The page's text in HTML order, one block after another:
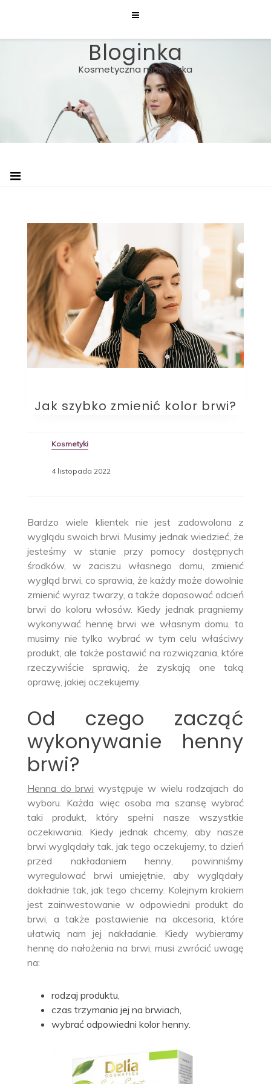
content
Bloginka
Kosmetyczna maniaczka
Jak szybko zmienić kolor brwi?
Kosmetyki
4 listopada 2022
Bardzo wiele klientek nie jest zadowolona z
wyglądu swoich brwi. Musimy jednak wiedzieć, że
jesteśmy w stanie przy pomocy dostępnych
środków, w zaciszu własnego domu, zmienić
wygląd brwi, co sprawia, że każdy może dowolnie
zmienić wyraz twarzy, a także dopasować odcień
brwi do koloru włosów. Kiedy jednak pragniemy
wykonywać hennę brwi we własnym domu, to
musimy nie tylko wybrać w tym celu właściwy
produkt, ale także postawić na rozwiązania, które
rzeczywiście sprawią, że zyskają one taką
oprawę, jakiej oczekujemy.
Od czego zacząć
wykonywanie henny
brwi?
Henna do brwi występuje w wielu rodzajach do
wyboru. Każda więc osoba ma szansę wybrać
taki produkt, który spełni nasze wszystkie
oczekiwania. Kiedy jednak chcemy, aby nasze
brwi wyglądały tak, jak tego oczekujemy, to dzień
przed nakładaniem henny, powinniśmy
wyregulować brwi umiejętnie, aby wyglądały
dokładnie tak, jak tego chcemy. Kolejnym krokiem
jest zainwestowanie w odpowiedni produkt do
brwi, a także postawienie na akcesoria, które
ułatwią nam jej nakładanie. Kiedy wybieramy
hennę do nałożenia na brwi, musi zwrócić uwagę
na:
rodzaj produktu,
czas trzymania jej na brwiach,
wybrać odpowiedni kolor henny.